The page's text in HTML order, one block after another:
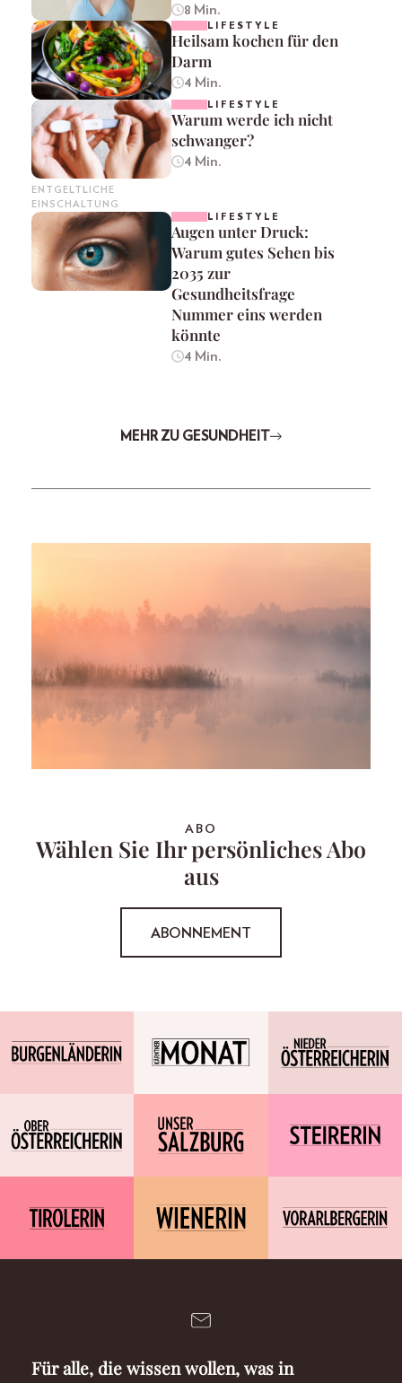
8 Min.
LIFESTYLE
Heilsam kochen für den
Darm
4 Min.
ENTGELTLICHE
EINSCHALTUNG
LIFESTYLE
Warum werde ich nicht
schwanger?
4 Min.
LIFESTYLE
Augen unter Druck:
Warum gutes Sehen bis
2035 zur
Gesundheitsfrage
Nummer eins werden
könnte
4 Min.
MEHR ZU GESUNDHEIT
ABO
Wählen Sie Ihr persönliches Abo
aus
ABONNEMENT
Für alle, die wissen wollen, was in